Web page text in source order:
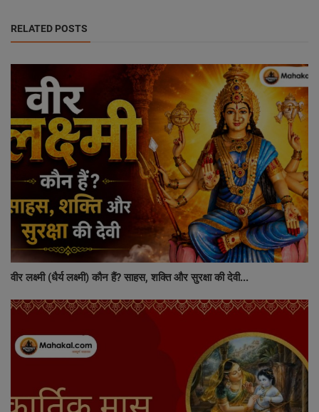
RELATED POSTS
वीर लक्ष्मी (धैर्य लक्ष्मी) कौन हैं? साहस, शक्ति और सुरक्षा की देवी...